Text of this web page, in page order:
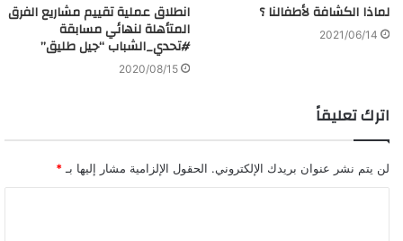
لماذا الكشافة لأطفالنا ؟
2021/06/14
انطلاق عملية تقييم مشاريع الفرق
المتأهلة لنهائي مسابقة
#تحدي_الشباب “جيل طليق”
2020/08/15
اترك تعليقاً
لن يتم نشر عنوان بريدك الإلكتروني. الحقول الإلزامية مشار إليها بـ *